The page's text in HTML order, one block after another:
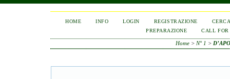
HOME INFO LOGIN REGISTRAZIONE
PREPARAZIONE
CALL FOR
Home > N° 1 >